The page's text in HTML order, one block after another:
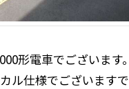
形電車でございます。
ル仕様でございますで